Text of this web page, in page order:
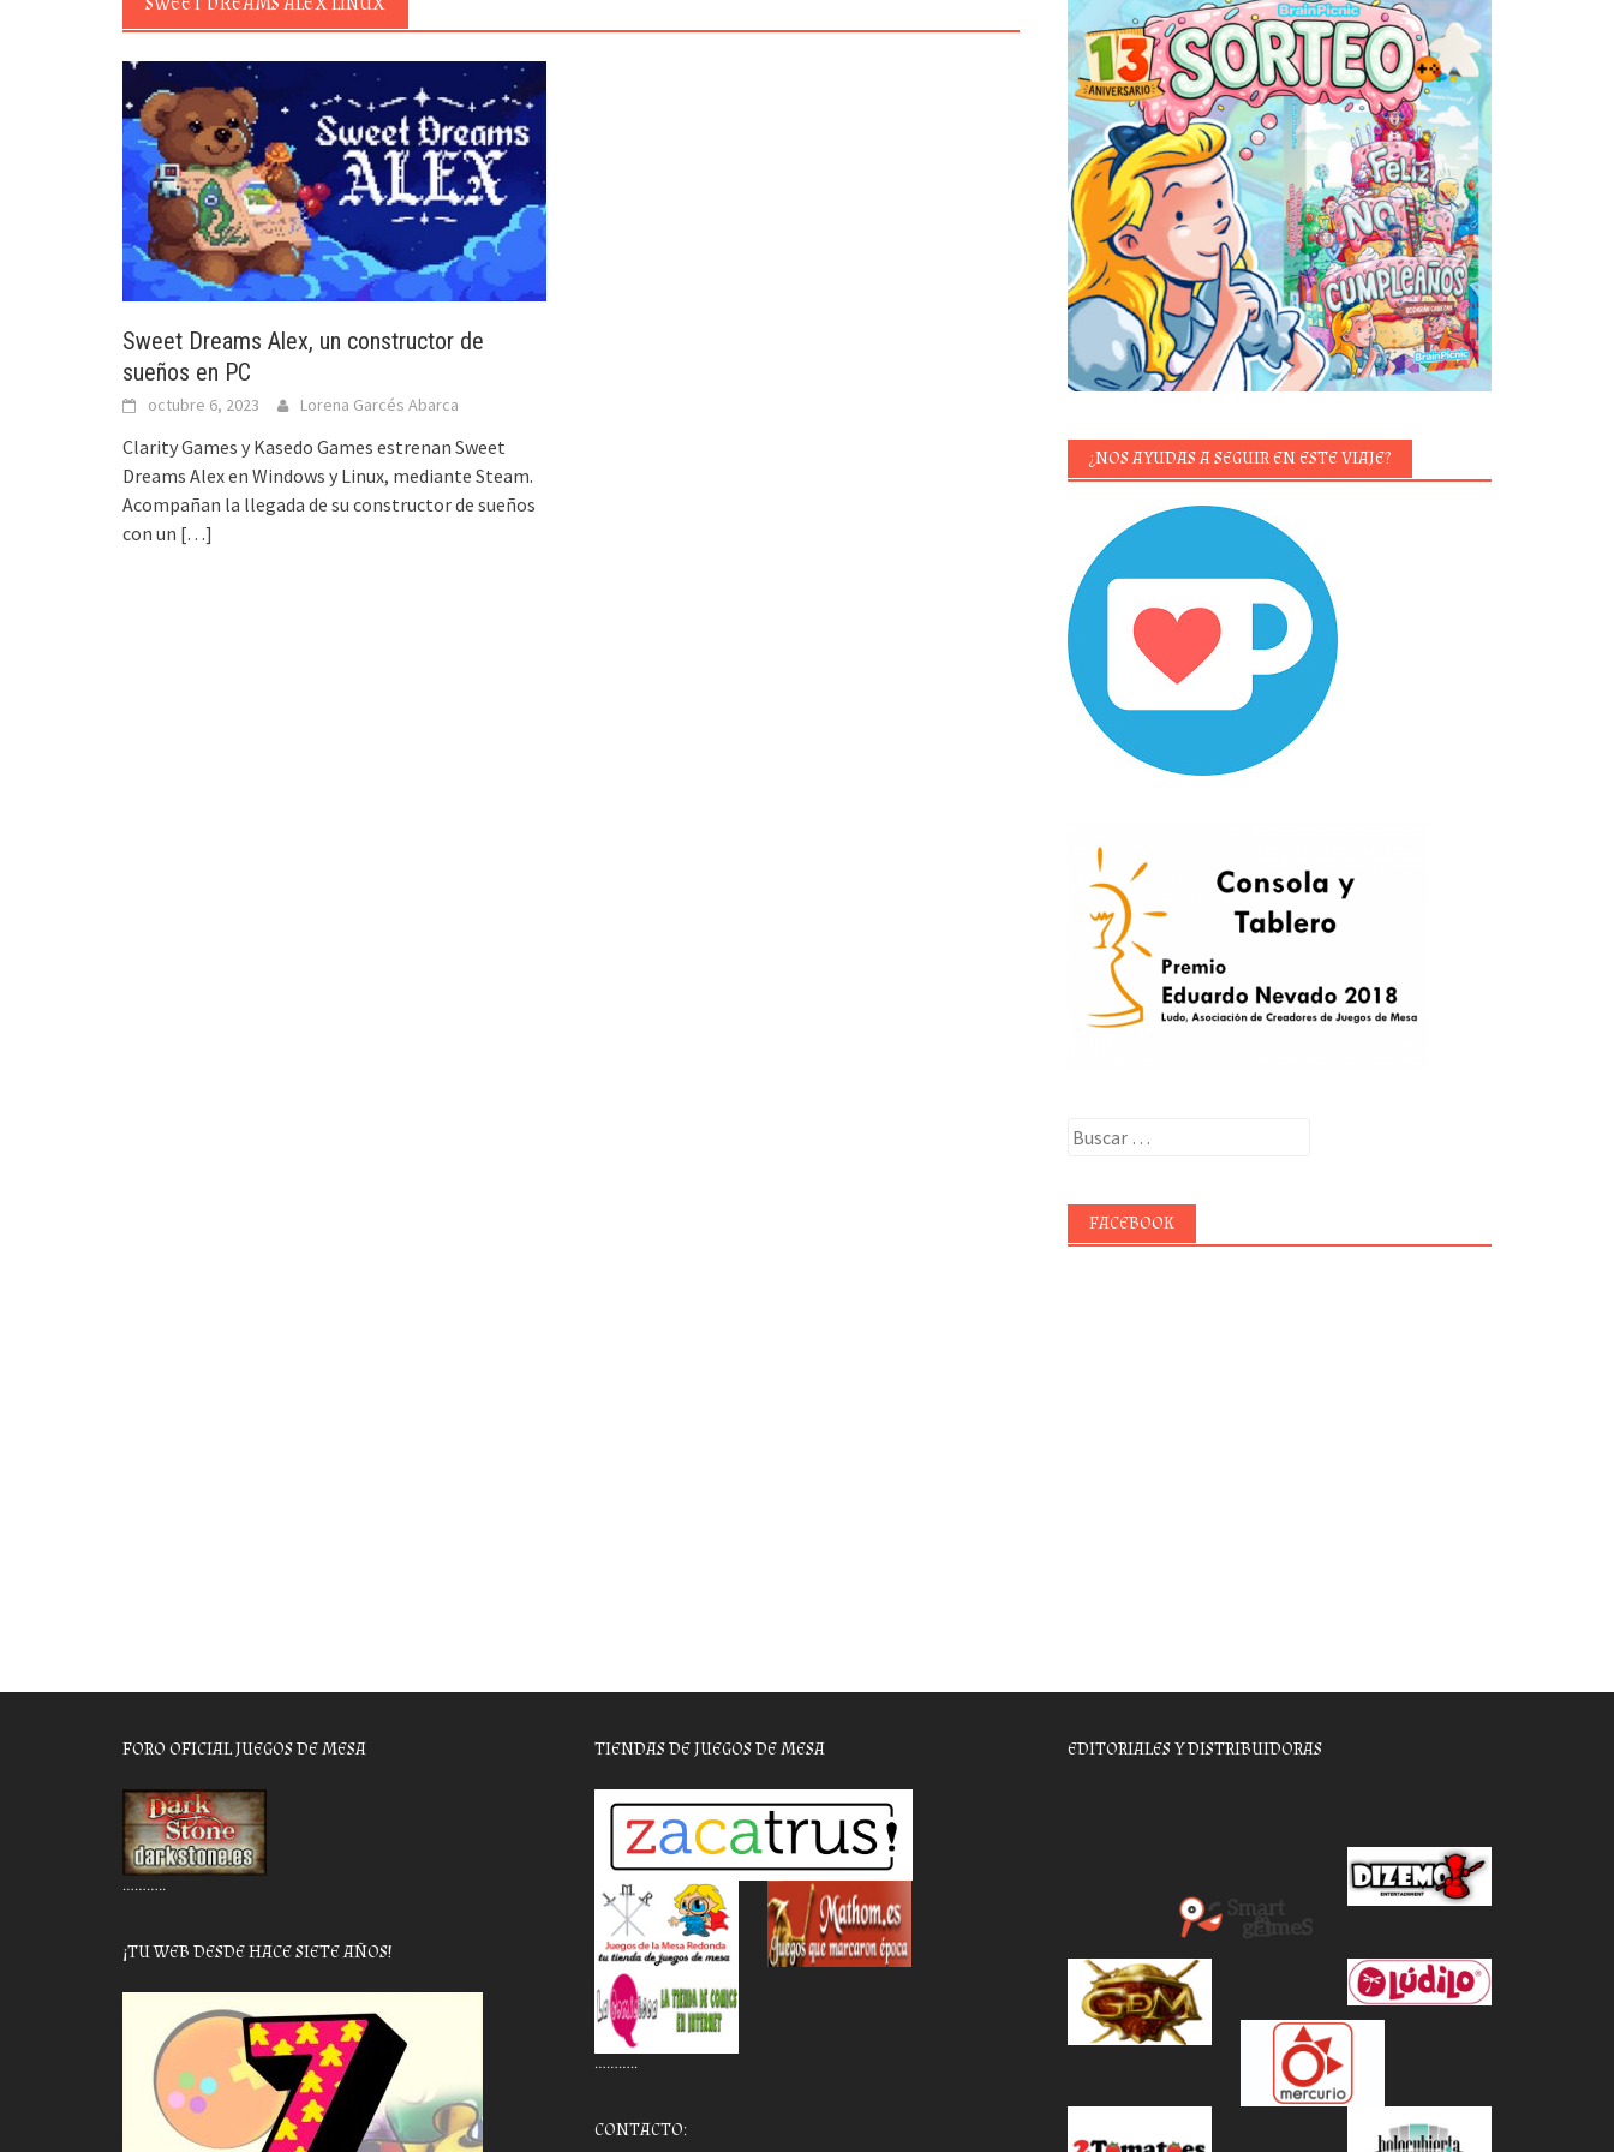
Sweet Dreams Alex, un constructor de
sueños en PC
octubre 6, 2023 Lorena Garcés Abarca
Clarity Games y Kasedo Games estrenan Sweet
Dreams Alex en Windows y Linux, mediante Steam.
Acompañan la llegada de su constructor de sueños
con un […]
¿NOS AYUDAS A SEGUIR EN ESTE VIAJE?
Buscar:
FACEBOOK
FORO OFICIAL JUEGOS DE MESA
………..
¡TU WEB DESDE HACE SIETE AÑOS!
TIENDAS DE JUEGOS DE MESA
………..
CONTACTO:
EDITORIALES Y DISTRIBUIDORAS